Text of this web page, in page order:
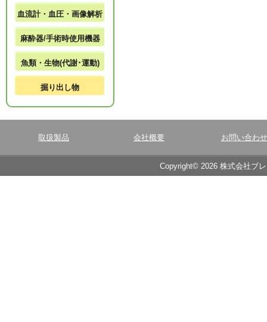
血流計・血圧・画像解析
麻酔器/手術時使用機器
魚類・生物(代謝･運動)
掘り出し物
取扱製品 会社概要 お問い合わせ
Copyright© 2026 株式会社ブ